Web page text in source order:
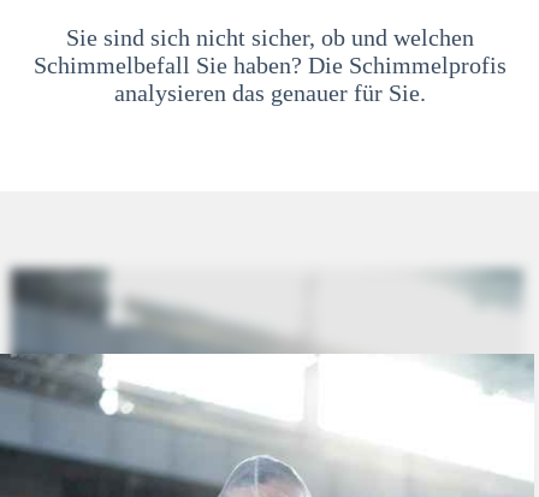
Sie sind sich nicht sicher, ob und welchen
Schimmelbefall Sie haben? Die Schimmelprofis
analysieren das genauer für Sie.